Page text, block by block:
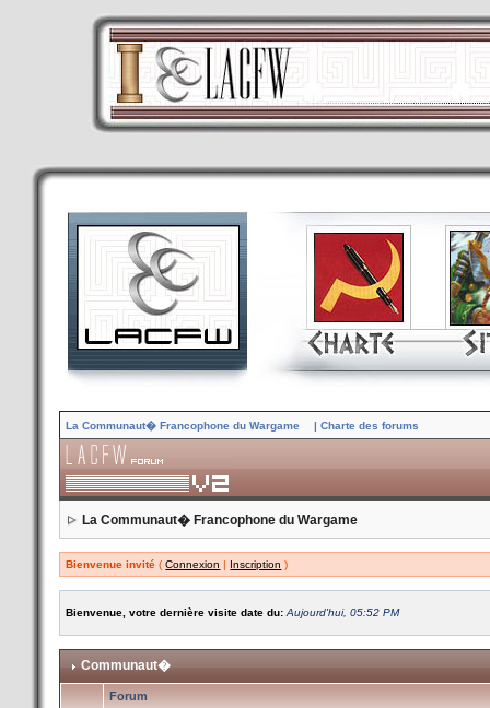
La Communaut� Francophone du Wargame | Charte des forums
La Communaut� Francophone du Wargame
Bienvenue invité (Connexion | Inscription )
Bienvenue, votre dernière visite date du:Aujourd'hui, 05:52 PM
Communaut�
Forum